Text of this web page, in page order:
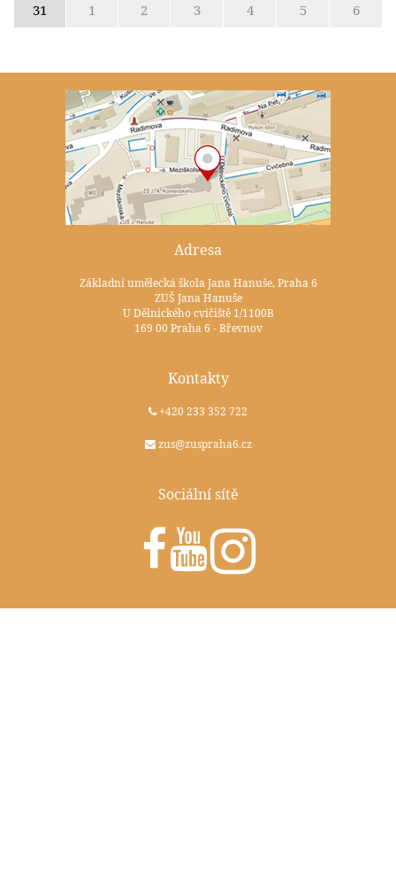
31
1 2 3 4 5 6
Adresa
Základní umělecká škola Jana Hanuše, Praha 6
ZUŠ Jana Hanuše
U Dělnického cvičiště 1/1100B
169 00 Praha 6 - Břevnov
Kontakty
+420 233 352 722
zus@zuspraha6.cz
Sociální sítě